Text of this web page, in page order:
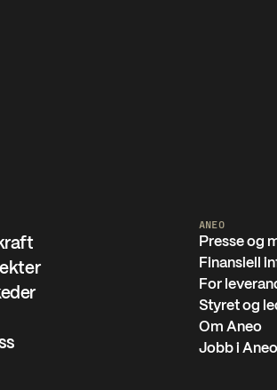
ANEO
Presse og
Finansiell
For
Styret og
Om Aneo
Jobb i Aneo